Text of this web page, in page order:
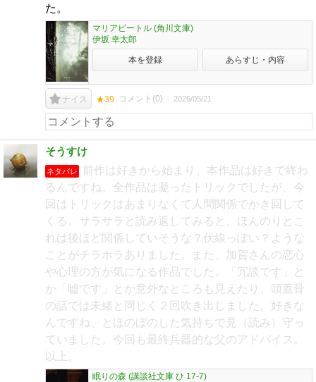
た。
マリアビートル (角川文庫)
伊坂 幸太郎
本を登録 あらすじ・内容
ナイス ★39 コメント(0) 2026/05/21
そうすけ
ネタバレ
前作は好きから始まり、本作品は好きで終わ
るんですね。全作品は凝ったトリックでしたが、今
回はトリックはあまりなくて人間関係でかき回して
くる。サラサラと読み返してみると、ほんのりとこ
れは後ほど関係していそうな？伏線っぽい？ような
ことがチラホラありました。また、加賀さんの恋心
や心理の方が気になる作品でした。「冗談です」と
か「嘘です」とか意外なところも見えたり、頭蓋骨
の話では未緒と同じく２回吹き出しました。好きな
んですね、とほのぼのした気持ちで見（読み）守っ
ていました。今回も最終兵器的な父のアドバイス。
以上。
眠りの森 (講談社文庫 ひ 17-7)